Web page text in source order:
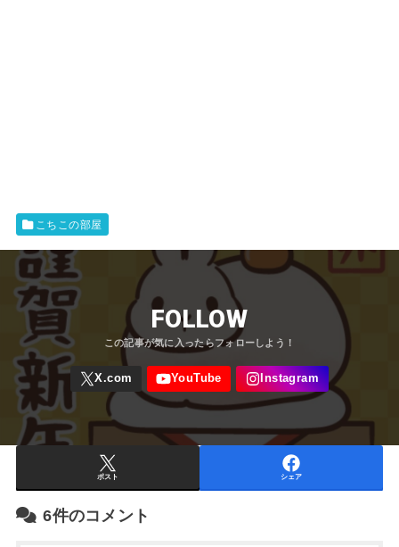
こちこの部屋
FOLLOW
ポスト シェア
6件のコメント